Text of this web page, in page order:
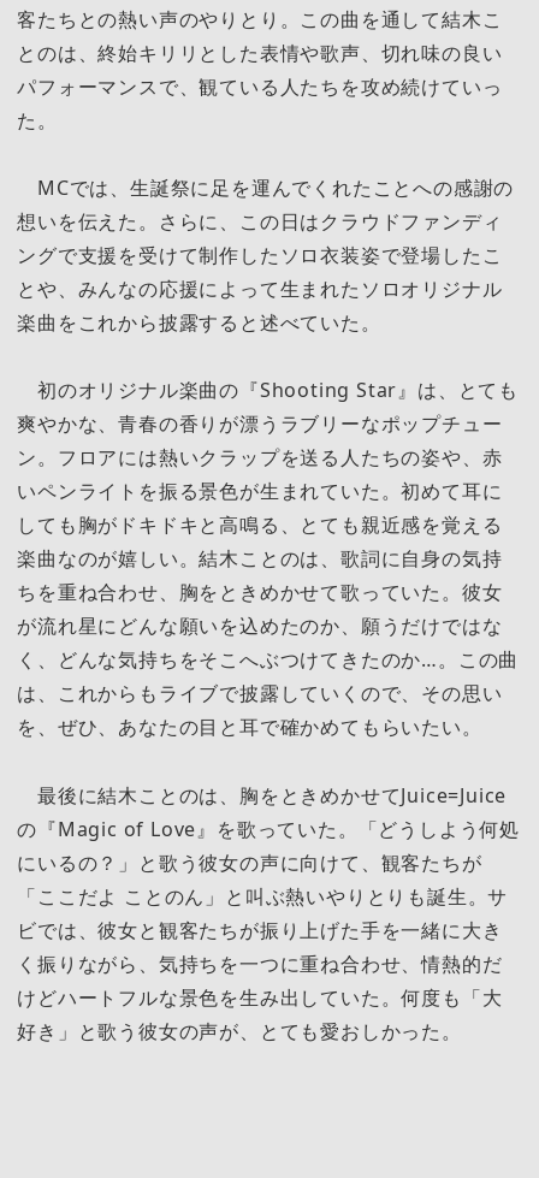
客たちとの熱い声のやりとり。この曲を通して結木こ
とのは、終始キリリとした表情や歌声、切れ味の良い
パフォーマンスで、観ている人たちを攻め続けていっ
た。
MCでは、生誕祭に足を運んでくれたことへの感謝の
想いを伝えた。さらに、この日はクラウドファンディ
ングで支援を受けて制作したソロ衣装姿で登場したこ
とや、みんなの応援によって生まれたソロオリジナル
楽曲をこれから披露すると述べていた。
初のオリジナル楽曲の『Shooting Star』は、とても
爽やかな、青春の香りが漂うラブリーなポップチュー
ン。フロアには熱いクラップを送る人たちの姿や、赤
いペンライトを振る景色が生まれていた。初めて耳に
しても胸がドキドキと高鳴る、とても親近感を覚える
楽曲なのが嬉しい。結木ことのは、歌詞に自身の気持
ちを重ね合わせ、胸をときめかせて歌っていた。彼女
が流れ星にどんな願いを込めたのか、願うだけではな
く、どんな気持ちをそこへぶつけてきたのか…。この曲
は、これからもライブで披露していくので、その思い
を、ぜひ、あなたの目と耳で確かめてもらいたい。
最後に結木ことのは、胸をときめかせてJuice=Juice
の『Magic of Love』を歌っていた。「どうしよう何処
にいるの？」と歌う彼女の声に向けて、観客たちが
「ここだよ ことのん」と叫ぶ熱いやりとりも誕生。サ
ビでは、彼女と観客たちが振り上げた手を一緒に大き
く振りながら、気持ちを一つに重ね合わせ、情熱的だ
けどハートフルな景色を生み出していた。何度も「大
好き」と歌う彼女の声が、とても愛おしかった。